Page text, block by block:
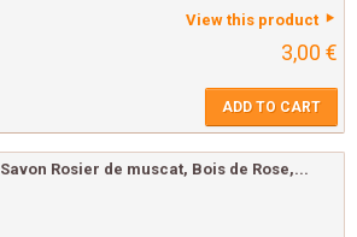
View this product
3,00 €
ADD TO CART
Savon Rosier de muscat, Bois de Rose,...